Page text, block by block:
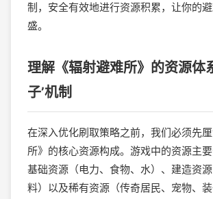
制，安全有效地进行资源积累，让你的
盛。
理解《辐射避难所》的资源体
子’机制
在深入优化刷取策略之前，我们必须先
所》的核心资源构成。游戏中的资源主要
基础资源（电力、食物、水）、建造资
料）以及稀有资源（传奇居民、宠物、